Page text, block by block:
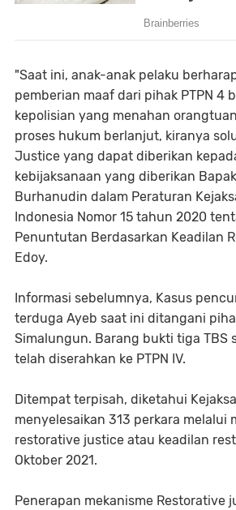
"Saat ini, anak-anak pelaku
pemberian maaf dari pihak PTPN 4
kepolisian yang menahan
proses hukum berlanjut, kiranya
Justice yang dapat diberikan
kebijaksanaan yang diberikan
Burhanudin dalam Peraturan
Indonesia Nomor 15 tahun 2020
Penuntutan Berdasarkan Keadilan
Edoy.
Informasi sebelumnya, Kasus
terduga Ayeb saat ini ditangani
Simalungun. Barang bukti tiga TBS
telah diserahkan ke PTPN IV.
Ditempat terpisah, diketahui
menyelesaikan 313 perkara melalui
restorative justice atau keadilan
Oktober 2021.
Penerapan mekanisme Restorative